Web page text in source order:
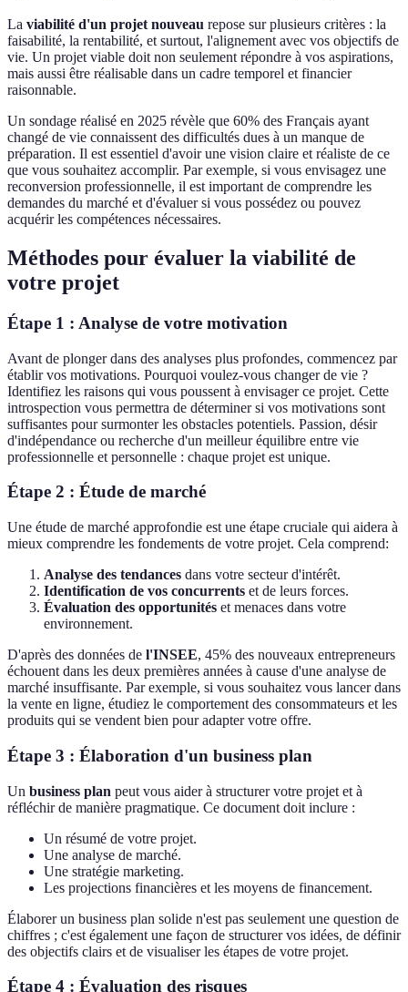
La viabilité d'un projet nouveau repose sur plusieurs critères : la
faisabilité, la rentabilité, et surtout, l'alignement avec vos objectifs de
vie. Un projet viable doit non seulement répondre à vos aspirations,
mais aussi être réalisable dans un cadre temporel et financier
raisonnable.
Un sondage réalisé en 2025 révèle que 60% des Français ayant
changé de vie connaissent des difficultés dues à un manque de
préparation. Il est essentiel d'avoir une vision claire et réaliste de ce
que vous souhaitez accomplir. Par exemple, si vous envisagez une
reconversion professionnelle, il est important de comprendre les
demandes du marché et d'évaluer si vous possédez ou pouvez
acquérir les compétences nécessaires.
Méthodes pour évaluer la viabilité de
votre projet
Étape 1 : Analyse de votre motivation
Avant de plonger dans des analyses plus profondes, commencez par
établir vos motivations. Pourquoi voulez-vous changer de vie ?
Identifiez les raisons qui vous poussent à envisager ce projet. Cette
introspection vous permettra de déterminer si vos motivations sont
suffisantes pour surmonter les obstacles potentiels. Passion, désir
d'indépendance ou recherche d'un meilleur équilibre entre vie
professionnelle et personnelle : chaque projet est unique.
Étape 2 : Étude de marché
Une étude de marché approfondie est une étape cruciale qui aidera à
mieux comprendre les fondements de votre projet. Cela comprend:
Analyse des tendances dans votre secteur d'intérêt.
Identification de vos concurrents et de leurs forces.
Évaluation des opportunités et menaces dans votre
environnement.
D'après des données de l'INSEE, 45% des nouveaux entrepreneurs
échouent dans les deux premières années à cause d'une analyse de
marché insuffisante. Par exemple, si vous souhaitez vous lancer dans
la vente en ligne, étudiez le comportement des consommateurs et les
produits qui se vendent bien pour adapter votre offre.
Étape 3 : Élaboration d'un business plan
Un business plan peut vous aider à structurer votre projet et à
réfléchir de manière pragmatique. Ce document doit inclure :
Un résumé de votre projet.
Une analyse de marché.
Une stratégie marketing.
Les projections financières et les moyens de financement.
Élaborer un business plan solide n'est pas seulement une question de
chiffres ; c'est également une façon de structurer vos idées, de définir
des objectifs clairs et de visualiser les étapes de votre projet.
Étape 4 : Évaluation des risques